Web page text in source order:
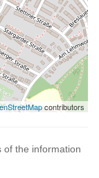
contributors
of the information